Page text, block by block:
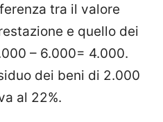
tra il valore
e quello dei
– 6.000= 4.000.
dei beni di 2.000
al 22%.